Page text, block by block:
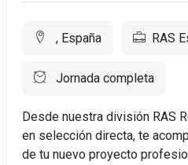
, España RAS
Jornada completa
Desde nuestra división RAS
en selección directa, te
de tu nuevo proyecto